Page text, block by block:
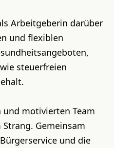
Arbeitgeberin darüber
und flexiblen
steuerfreien
motivierten Team
Gemeinsam
und die